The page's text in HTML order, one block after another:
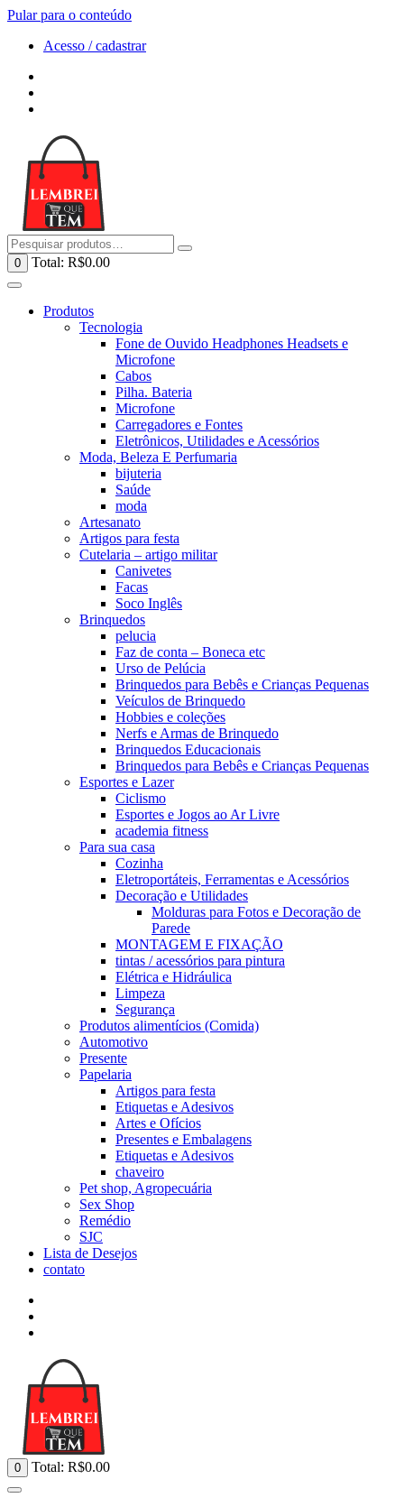
Pular para o conteúdo
Acesso / cadastrar
0 Total: R$0.00
Produtos
Tecnologia
Fone de Ouvido Headphones Headsets e
Microfone
Cabos
Pilha. Bateria
Microfone
Carregadores e Fontes
Eletrônicos, Utilidades e Acessórios
Moda, Beleza E Perfumaria
bijuteria
Saúde
moda
Artesanato
Artigos para festa
Cutelaria – artigo militar
Canivetes
Facas
Soco Inglês
Brinquedos
pelucia
Faz de conta – Boneca etc
Urso de Pelúcia
Brinquedos para Bebês e Crianças Pequenas
Veículos de Brinquedo
Hobbies e coleções
Nerfs e Armas de Brinquedo
Brinquedos Educacionais
Brinquedos para Bebês e Crianças Pequenas
Esportes e Lazer
Ciclismo
Esportes e Jogos ao Ar Livre
academia fitness
Para sua casa
Cozinha
Eletroportáteis, Ferramentas e Acessórios
Decoração e Utilidades
Molduras para Fotos e Decoração de
Parede
MONTAGEM E FIXAÇÃO
tintas / acessórios para pintura
Elétrica e Hidráulica
Limpeza
Segurança
Produtos alimentícios (Comida)
Automotivo
Presente
Papelaria
Artigos para festa
Etiquetas e Adesivos
Artes e Ofícios
Presentes e Embalagens
Etiquetas e Adesivos
chaveiro
Pet shop, Agropecuária
Sex Shop
Remédio
SJC
Lista de Desejos
contato
0 Total: R$0.00